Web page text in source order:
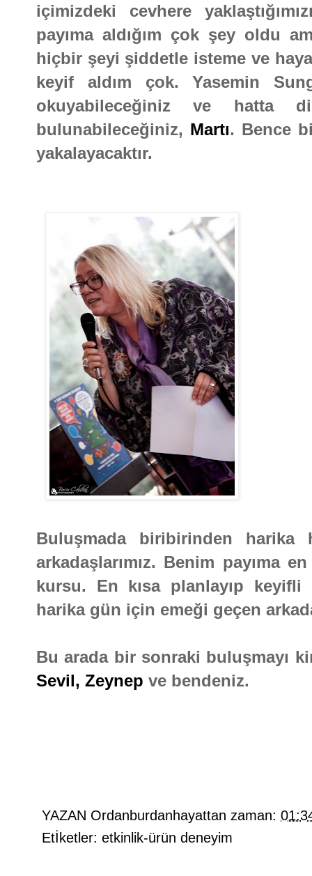
içimizdeki cevhere
payıma aldığım çok şey oldu
hiçbir şeyi şiddetle isteme ve
keyif aldım çok. Yasemin
okuyabileceğiniz ve hatta
bulunabileceğiniz, Martı. Bence
yakalayacaktır.
Buluşmada biribirinden harika
arkadaşlarımız. Benim payıma
kursu. En kısa planlayıp
harika gün için emeği geçen
Bu arada bir sonraki buluşmayı
Sevil, Zeynep ve bendeniz.
YAZAN Ordanburdanhayattan zaman:
Etİketler: etkinlik-ürün deneyim